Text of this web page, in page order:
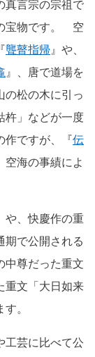
真言宗の宗祖で
宝物です。 空
聾瞽指帰 』や、
』、唐で道場を
の松の木に引っ
杵」などが一度
ですが、『伝
空海の事績によ
や、快慶作の重
期で公開される
尊だった重文
重文「大日如来
。
工芸に比べて公